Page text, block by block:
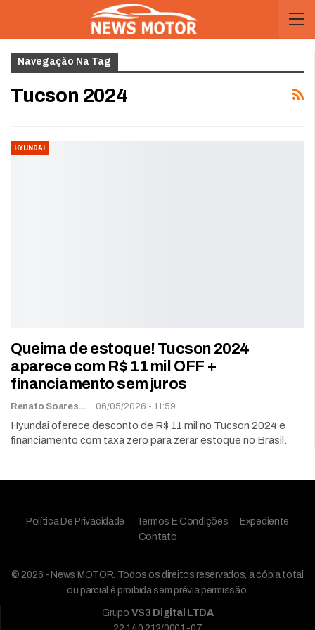
Navegação Na Tag
Tucson 2024
HYUNDAI
Queima de estoque! Tucson 2024
aparece com R$ 11 mil OFF +
financiamento sem juros
Renato Soares 06/05/2026 - 11:59
Hyundai oferece desconto de R$ 11 mil no Tucson 2024 e
financiamento com taxa zero para zerar estoque no Brasil.
Política De Privacidade Termos E Condições
Expediente
Contato
© 2026 - News MOTOR. Todos os direitos reservados, a cópia total
ou parcial é proibida sem prévia permissão.
Grupo VS3 Digital LTDA